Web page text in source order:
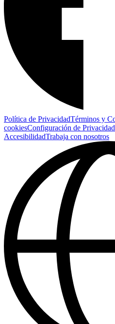
Política de PrivacidadTérminos y
cookiesConfiguración de
AccesibilidadTrabaja con nosotros